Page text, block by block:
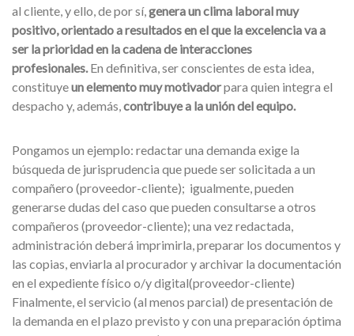
al cliente, y ello, de por sí,genera un clima laboral muy
positivo, orientado a resultados en el que la excelencia va a
ser la prioridad en la cadena de interacciones
profesionales.En definitiva, ser conscientes de esta idea,
constituyeun elemento muy motivadorpara quien integra el
despacho y, además,contribuye a la unión del equipo.
Pongamos un ejemplo: redactar una demanda exige la
búsqueda de jurisprudencia que puede ser solicitada a un
compañero (proveedor-cliente); igualmente, pueden
generarse dudas del caso que pueden consultarse a otros
compañeros (proveedor-cliente); una vez redactada,
administración deberá imprimirla, preparar los documentos y
las copias, enviarla al procurador y archivar la documentación
en el expediente físico o/y digital(proveedor-cliente)
Finalmente, el servicio (al menos parcial) de presentación de
la demanda en el plazo previsto y con una preparación óptima